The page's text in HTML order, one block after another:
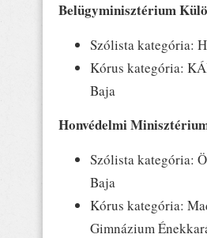
Belügyminisztérium
Szólista kategória:
Kórus kategória:
Baja
Honvédelmi
Szólista kategória:
Baja
Kórus kategória:
Gimnázium